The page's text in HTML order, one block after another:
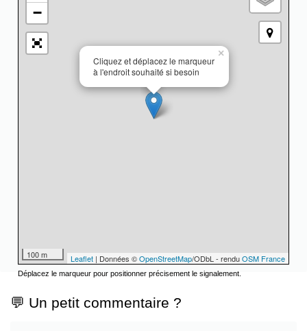
Cliquez et déplacez le marqueur
à l'endroit souhaité si besoin
×
−
100 m Leaflet | Données ©OpenStreetMap/ODbL - renduOSM France
Déplacez le marqueur pour positionner précisement le signalement.
💬 Un petit commentaire ?